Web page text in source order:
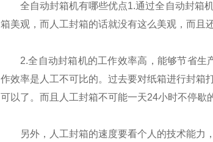
全自动封箱机有哪些优点1.通过全自动封箱机
箱美观，而人工封箱的话就没有这么美观，而且
2.全自动封箱机的工作效率高，能够节省生
作效率是人工不可比的。过去要对纸箱进行封箱
可以了。而且人工封箱不可能一天24小时不停歇
另外，人工封箱的速度要看个人的技术能力，